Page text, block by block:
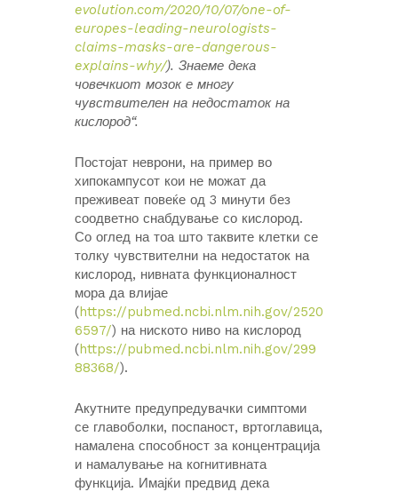
evolution.com/2020/10/07/one-of-
europes-leading-neurologists-
claims-masks-are-dangerous-
explains-why/). Знаеме дека
човечкиот мозок е многу
чувствителен на недостаток на
кислород“.
Постојат неврони, на пример во
хипокампусот кои не можат да
преживеат повеќе од 3 минути без
соодветно снабдување со кислород.
Со оглед на тоа што таквите клетки се
толку чувствителни на недостаток на
кислород, нивната функционалност
мора да влијае
(https://pubmed.ncbi.nlm.nih.gov/2520
6597/) на ниското ниво на кислород
(https://pubmed.ncbi.nlm.nih.gov/299
88368/).
Акутните предупредувачки симптоми
се главоболки, поспаност, вртоглавица,
намалена способност за концентрација
и намалување на когнитивната
функција. Имајќи предвид дека